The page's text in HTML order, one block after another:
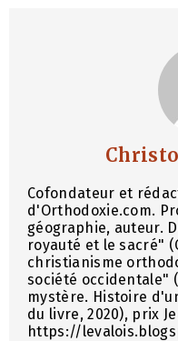
Cofondateur et
d'Orthodoxie.com.
géographie, auteur.
royauté et le sacré"
christianisme
société occidentale"
mystère. Histoire
du livre, 2020), prix
https://